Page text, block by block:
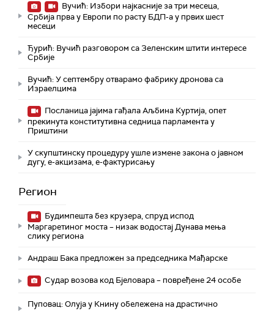
Вучић: Избори најкасније за три месеца,
Србија прва у Европи по расту БДП-а у првих шест
месеци
Ђурић: Вучић разговором са Зеленским штити интересе
Србије
Вучић: У септембру отварамо фабрику дронова са
Израелцима
Посланица јајима гађала Аљбина Куртија, опет
прекинута конститутивна седница парламента у
Приштини
У скупштинску процедуру ушле измене закона о јавном
дугу, е-акцизама, е-фактурисању
Регион
Будимпешта без крузера, спруд испод
Маргаретиног моста – низак водостај Дунава мења
слику региона
Андраш Бакa предложен за председника Мађарске
Судар возова код Бјеловара – повређене 24 особе
Пуповац: Олуја у Книну обележена на драстично